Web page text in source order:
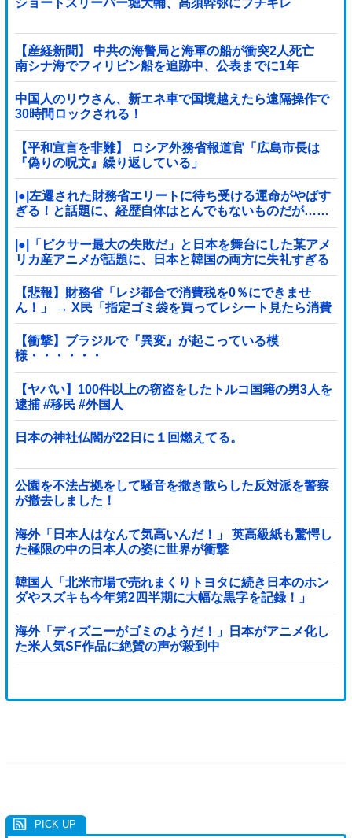
【産経新聞】 中共の海警局と海軍の船が衝突2人死亡
南シナ海でフィリピン船を追跡中、公表までに1年
中国人のリウさん、新エネ車で国境越えたら遠隔操作で
30時間ロックされる！
【平和宣言を非難】 ロシア外務省報道官「広島市長は
『偽りの呪文』繰り返している」
|●|左遷された財務省エリートに待ち受ける運命がやばす
ぎる！と話題に、経歴自体はとんでもないものだが……
|●|「ピクサー最大の失敗だ」と日本を舞台にした某アメ
リカ産アニメが話題に、日本と韓国の両方に失礼すぎる
わ……
【悲報】財務省「レジ都合で消費税を0％にできませ
ん！」 → X民「指定ゴミ袋を買ってレシート見たら消費
税はゼロになるんだけど？」ｗｗｗｗｗｗｗｗ...
【衝撃】ブラジルで『異変』が起こっている模
様・・・・・・
【ヤバい】100件以上の窃盗をしたトルコ国籍の男3人を
逮捕 #移民 #外国人
日本の神社仏閣が22日に１回燃えてる。
公園を不法占拠をして騒音を撒き散らした反対派を警察
が撤去しました！
海外「日本人はなんて気高いんだ！」 英高級紙も驚愕し
た極限の中の日本人の姿に世界が衝撃
韓国人「北米市場で売れまくりトヨタに続き日本のホン
ダやスズキも今年第2四半期に大幅な黒字を記録！」
→「あまりにも見事なV字回復‥」
海外「ディズニーがゴミのようだ！」日本がアニメ化し
た米人気SF作品に絶賛の声が殺到中